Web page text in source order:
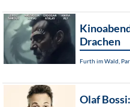
Drachen
Furth im Wald,
Olaf